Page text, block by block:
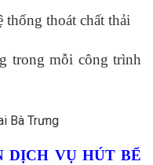
thoát chất thải
trong mỗi công trình
DỊCH VỤ HÚT BỂ